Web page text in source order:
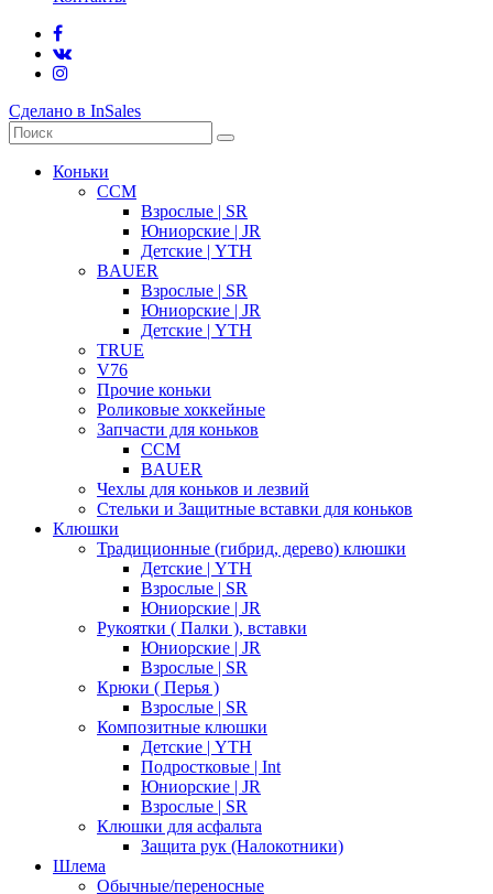
Сделано в InSales
Коньки
CCM
Взрослые | SR
Юниорские | JR
Детские | YTH
BAUER
Взрослые | SR
Юниорские | JR
Детские | YTH
TRUE
V76
Прочие коньки
Роликовые хоккейные
Запчасти для коньков
CCM
BAUER
Чехлы для коньков и лезвий
Стельки и Защитные вставки для коньков
Клюшки
Традиционные (гибрид, дерево) клюшки
Детские | YTH
Взрослые | SR
Юниорские | JR
Рукоятки ( Палки ), вставки
Юниорские | JR
Взрослые | SR
Крюки ( Перья )
Взрослые | SR
Композитные клюшки
Детские | YTH
Подростковые | Int
Юниорские | JR
Взрослые | SR
Клюшки для асфальта
Защита рук (Налокотники)
Шлема
Обычные/переносные